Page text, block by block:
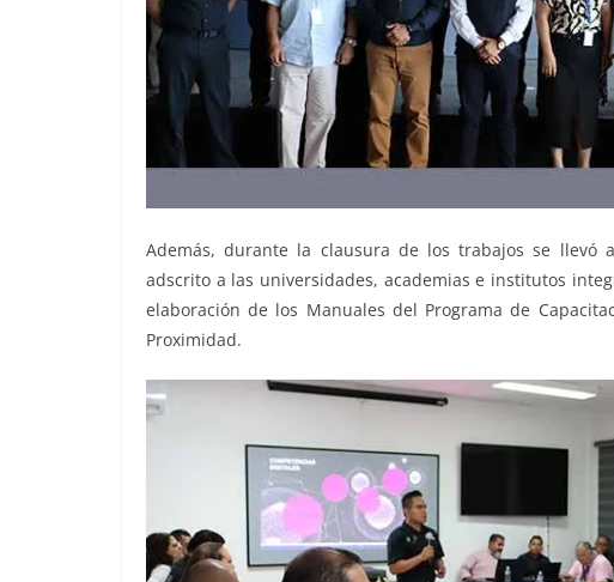
Además, durante la clausura de los trabajos se llevó
adscrito a las universidades, academias e institutos
elaboración de los Manuales del Programa de
Proximidad.